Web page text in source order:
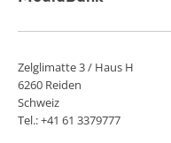
Zelglimatte 3 / Haus H
6260 Reiden
Schweiz
Tel.: +41 61 3379777